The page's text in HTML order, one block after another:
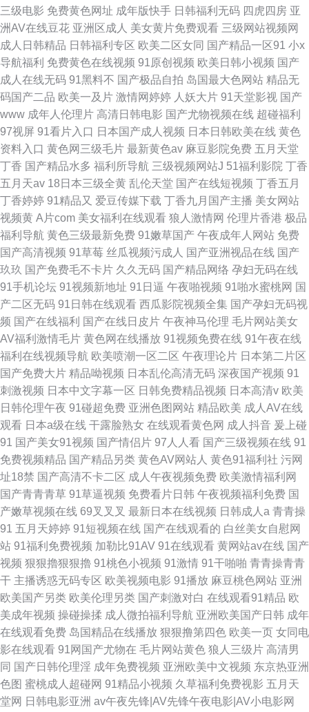
三级电影 免费黄色网址 成年版快手 日韩福利无码 四虎四房 亚
洲AV在线豆花 亚洲区成人 美女黄片免费观看 三级网站视频网
成人日韩精品 日韩福利专区 欧美二区女同 国产精品一区91 小x
导航福利 免费黄色在线视频 91原创视频 欧美日韩小视频 国产
成人在线无码 91黑料不 国产极品自拍 岛国最大色网站 精品无
码国产二品 欧美一及片 激情网婷婷 人妖大片 91天堂影视 国产
www 成年人伦理片 高清日韩电影 国产尤物视频在线 超碰福利
97视屏 91看片入口 日本国产成人视频 日本日韩欧美在线 黄色
资料入口 黄色网三级毛片 最新黄色av 麻豆影院免费 五月天堂
丁香 国产精品水多 福利所导航 三级视频网站J 51福利影院 丁香
五月天av 18日本三级全黄 乱伦天堂 国产在线短视频 丁香五月
丁香婷婷 91精品又 爱豆传媒下载 丁香九月国产主播 美女网站
视频黄 A片com 美女福利在线观看 狼人激情网 伦理片香港 极品
福利导航 黄色三级最新免费 91嫩草国产 午夜成年人网站 免费
国产高清视频 91草莓 丝瓜视频污成人 国产亚洲视品在线 国产
玖玖 国产免费毛不卡片 久久无码 国产精品网络 孕妇无码在线
91手机论坛 91视频新地址 91日逼 午夜啪视频 91啪水蜜桃网 国
产二区无码 91日韩在线观看 西瓜影院视频全集 国产孕妇无码视
频 国产在线福利 国产在线日皮片 午夜神马伦理 毛片网站美女
AV福利激情毛片 黄色网在线播放 91视频免费在线 91午夜在线
福利在线视频导航 欧美喷潮一区二区 午夜理论片 日本第二片区
国产免费大片 精品呦视频 日本乱伦高清无码 深夜国产视频 91
刺激视频 日本中文字幕一区 日韩免费精品视频 日本高清v 欧美
日韩伦理午夜 91碰超免费 亚洲色图网站 精品欧美 成人AV在线
观看 日本a级在线 干露脸熟女 在线观看黄色网 成人抖音 爰上碰
91 国产美女91视频 国产情侣片 97人人看 国产三级视频在线 91
免费视频精品 国产精品另类 黄色AV网站人 黄色91福利社 污网
址18禁 国产高清不卡二区 成人午夜视频免费 欧美激情福利网
国产青青青草 91草逼视频 免费看片日韩 午夜视频福利免费 国
产嫩草视频在线 69叉叉叉 最新日本在线视频 日韩成人a 青青操
91 五月天婷婷 91短视频在线 国产在线观看的 白丝美女自慰网
站 91福利免费视频 加勒比91AV 91在线观看 黄网站av在线 国产
视频 狠狠擼狠狠擼 91桃色小视频 91激情 91干啪啪 青青操青青
干 主播诱惑无码专区 欧美视频电影 91播放 麻豆桃色网站 亚洲
欧美国产另类 欧美伦理另类 国产刺激对白 在线观看91精品 欧
美成年视频 操碰操揉 成人微拍福利导航 亚洲欧美国产日韩 成年
在线观看免费 岛国精品在线播放 狠狠撸第四色 欧美一页 女同电
影在线观看 91网国产尤物在 毛片网站黄色 狼人三级片 高清男
同 国产日韩伦理淫 成年免费视频 亚洲欧美中文视频 东京热亚洲
色图 蜜桃成人超碰网 91精品小视频 久草福利免费视影 五月天
堂网 日韩电影亚洲 av午夜先锋|AV先锋午夜电影|AV小电影网